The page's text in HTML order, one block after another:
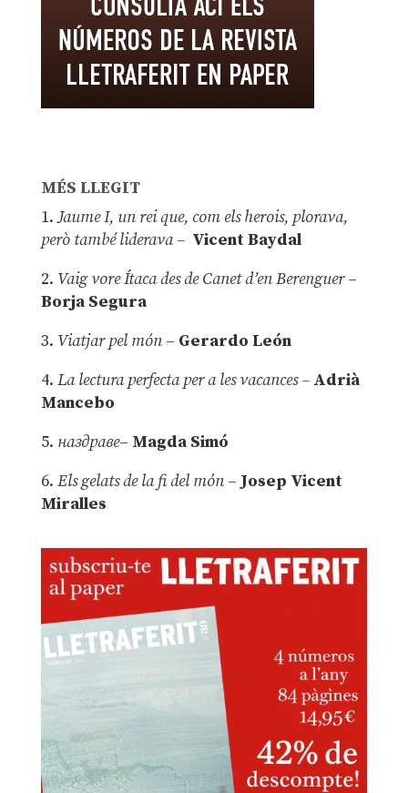
MÉS LLEGIT
1.Jaume I, un rei que, com els herois, plorava,
però també liderava – Vicent Baydal
2. Vaig vore Ítaca des de Canet d’en Berenguer–
Borja Segura
3. Viatjar pel món – Gerardo León
4. La lectura perfecta per a les vacances –Adrià
Mancebo
5. наздраве– Magda Simó
6. Els gelats de la fi del món – Josep Vicent
Miralles